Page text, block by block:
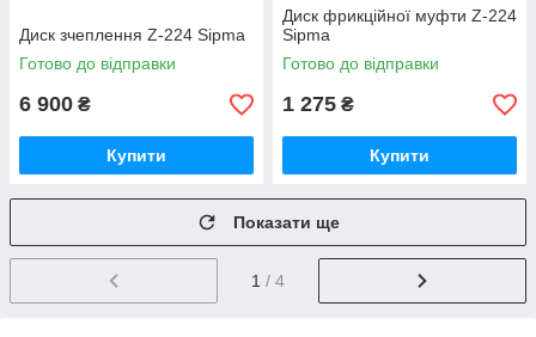
Диск зчеплення Z-224 Sipma
Готово до відправки
6 900 ₴
Купити
Диск фрикційної муфти Z-224
Sipma
Готово до відправки
1 275 ₴
Купити
Показати ще
1 / 4